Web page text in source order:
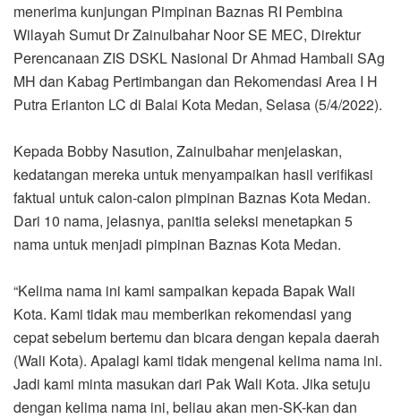
menerima kunjungan Pimpinan Baznas RI Pembina
Wilayah Sumut Dr Zainulbahar Noor SE MEC, Direktur
Perencanaan ZIS DSKL Nasional Dr Ahmad Hambali SAg
MH dan Kabag Pertimbangan dan Rekomendasi Area I H
Putra Erianton LC di Balai Kota Medan, Selasa (5/4/2022).
Kepada Bobby Nasution, Zainulbahar menjelaskan,
kedatangan mereka untuk menyampaikan hasil verifikasi
faktual untuk calon-calon pimpinan Baznas Kota Medan.
Dari 10 nama, jelasnya, panitia seleksi menetapkan 5
nama untuk menjadi pimpinan Baznas Kota Medan.
“Kelima nama ini kami sampaikan kepada Bapak Wali
Kota. Kami tidak mau memberikan rekomendasi yang
cepat sebelum bertemu dan bicara dengan kepala daerah
(Wali Kota). Apalagi kami tidak mengenal kelima nama ini.
Jadi kami minta masukan dari Pak Wali Kota. Jika setuju
dengan kelima nama ini, beliau akan men-SK-kan dan